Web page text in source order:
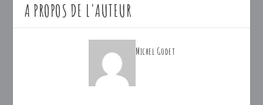
A PROPOS DE L'AUTEUR
Michel Godet